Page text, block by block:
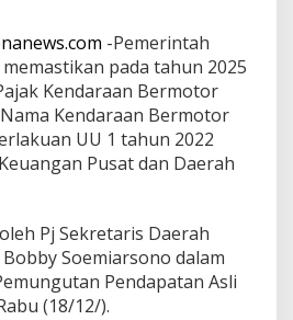
-Pemerintah
pada tahun 2025
Kendaraan Bermotor
Kendaraan Bermotor
UU 1 tahun 2022
Pusat dan Daerah
Pj Sekretaris Daerah
Soemiarsono dalam
Pendapatan Asli
(18/12/).